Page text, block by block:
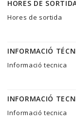
HORES DE
Hores de sortida
INFORMACIÓ
Informació tecnica
INFORMACIÓ
Informació tecnica